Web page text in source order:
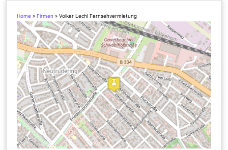
Home » Firmen »Volker Lechl Fernsehvermietung